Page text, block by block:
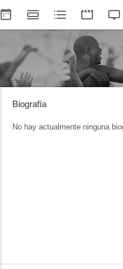
Biografía
No hay actualmente ninguna